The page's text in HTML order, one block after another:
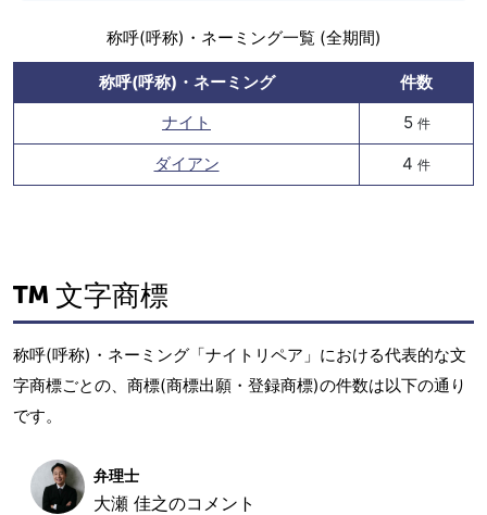
称呼(呼称)・ネーミング一覧 (全期間)
称呼(呼称)・ネーミング
件数
ナイト
5 件
ダイアン 4 件
文字商標
称呼(呼称)・ネーミング「ナイトリペア」における代表的な文
字商標ごとの、商標(商標出願・登録商標)の件数は以下の通り
です。
弁理士
大瀬 佳之のコメント